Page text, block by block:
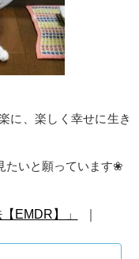
に、楽しく幸せに生き
たいと願っています❀
EMDR】」